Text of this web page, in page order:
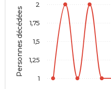
Personnes décédées
1
1,25
1,5
1,75
2